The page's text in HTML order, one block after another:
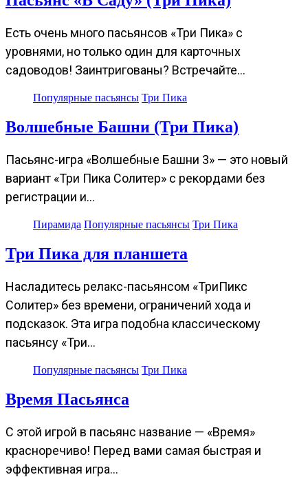
Есть очень много пасьянсов «Три Пика» с
уровнями, но только один для карточных
садоводов! Заинтригованы? Встречайте…
Популярные пасьянсы Три Пика
Волшебные Башни (Три Пика)
Пасьянс-игра «Волшебные Башни 3» — это новый
вариант «Три Пика Солитер» с рекордами без
регистрации и…
Пирамида Популярные пасьянсы Три Пика
Три Пика для планшета
Насладитесь релакс-пасьянсом «ТриПикс
Солитер» без времени, ограничений хода и
подсказок. Эта игра подобна классическому
пасьянсу «Три…
Популярные пасьянсы Три Пика
Время Пасьянса
С этой игрой в пасьянс название — «Время»
красноречиво! Перед вами самая быстрая и
эффективная игра…